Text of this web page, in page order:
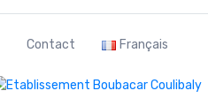
Contact Français